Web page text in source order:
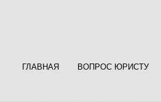
ГЛАВНАЯ ВОПРОС ЮРИСТУ